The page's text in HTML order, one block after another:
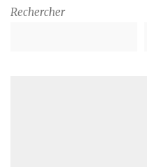
Rechercher